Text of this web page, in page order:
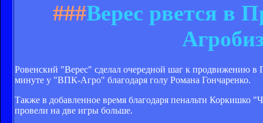
###Верес рвется в
Ровенский "Верес" сделал очередной шаг к продвижению в
минуте у "ВПК-Агро" благодаря голу Романа Гончаренко.
Также в добавленное время благодаря пенальти Коркишко
провели на две игры больше.